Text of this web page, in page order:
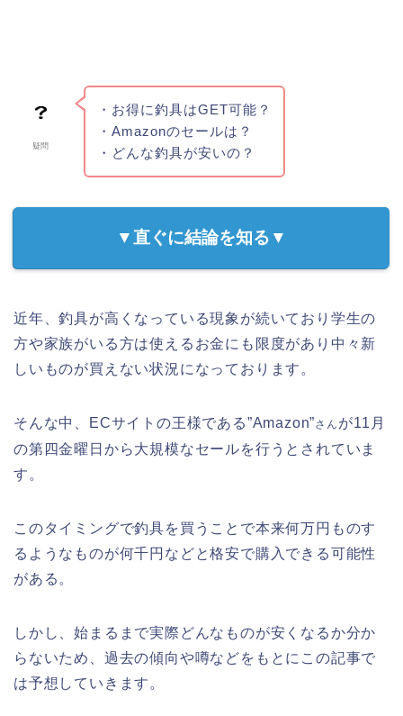
疑問
・お得に釣具はGET可能？
・Amazonのセールは？
・どんな釣具が安いの？
▼直ぐに結論を知る▼
近年、釣具が高くなっている現象が続いており学生の
方や家族がいる方は使えるお金にも限度があり中々新
しいものが買えない状況になっております。
そんな中、ECサイトの王様である”Amazon”さん が11月
の第四金曜日から大規模なセールを行うとされていま
す。
このタイミングで釣具を買うことで本来何万円ものす
るようなものが何千円などと格安で購入できる可能性
がある。
しかし、始まるまで実際どんなものが安くなるか分か
らないため、過去の傾向や噂などをもとにこの記事で
は予想していきます。